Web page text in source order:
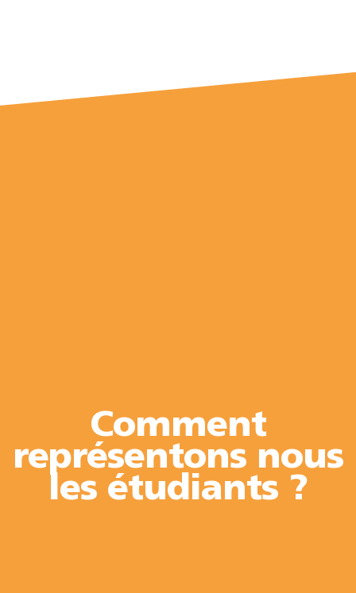
Comment
représentons nous
les étudiants ?